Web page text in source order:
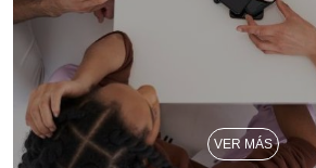
VER MÁS